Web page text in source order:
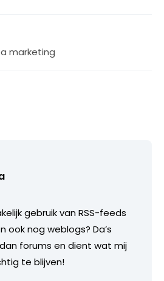
marketing
gebruik van RSS-feeds
ook nog weblogs? Da’s
forums en dient wat mij
te blijven!